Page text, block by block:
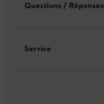
Questions / Réponses
Service